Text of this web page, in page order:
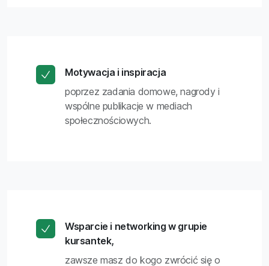
Motywacja i inspiracja
poprzez zadania domowe, nagrody i
wspólne publikacje w mediach
społecznościowych.
Wsparcie i networking w grupie
kursantek,
zawsze masz do kogo zwrócić się o